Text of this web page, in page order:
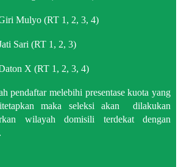
Mulyo (RT 1, 2, 3, 4)
Sari (RT 1, 2, 3)
X (RT 1, 2, 3, 4)
pendaftar melebihi presentase kuota yang
maka seleksi akan
dilakukan
wilayah domisili terdekat dengan